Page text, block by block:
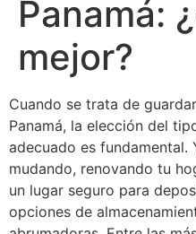
Panamá:
mejor?
Cuando se trata de
Panamá, la elección del
adecuado es fundamental.
mudando, renovando tu
un lugar seguro para
opciones de